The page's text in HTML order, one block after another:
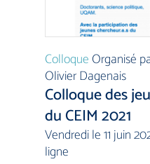
Colloque Organisé
Olivier Dagenais
Colloque des
du CEIM 2021
Vendredi le 11 juin
ligne